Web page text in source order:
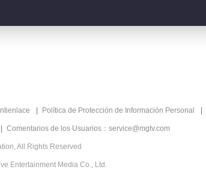
Política de Protección de Información Personal
Comentarios de los Usuarios：service@mgtv.com
All Rights Reserved
Entertainment Media Co., Ltd.